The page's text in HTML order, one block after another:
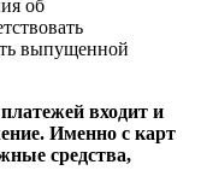
об
выпущенной
входит и
Именно с карт
средства,